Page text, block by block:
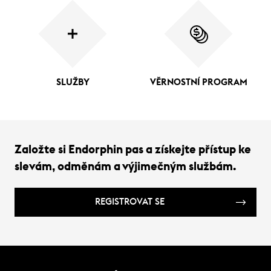
SLUŽBY VĚRNOSTNÍ PROGRAM
Založte si Endorphin pas a získejte přístup ke
slevám, odměnám a výjimečným službám.
REGISTROVAT SE